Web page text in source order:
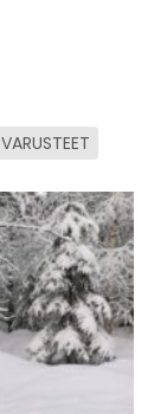
VARUSTEET